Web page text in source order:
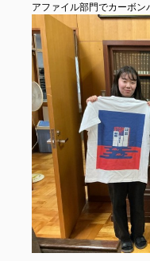
アファイル部門でカーボ